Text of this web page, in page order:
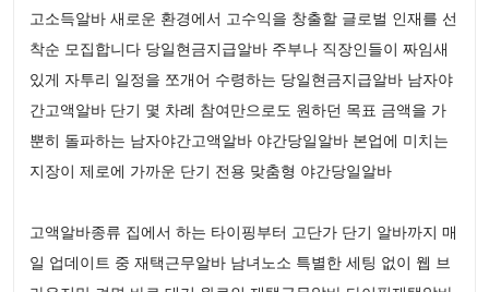
고소득알바 새로운 환경에서 고수익을 창출할 글로벌 인재를 선
착순 모집합니다 당일현금지급알바 주부나 직장인들이 짜임새
있게 자투리 일정을 쪼개어 수령하는 당일현금지급알바 남자야
간고액알바 단기 몇 차례 참여만으로도 원하던 목표 금액을 가
뿐히 돌파하는 남자야간고액알바 야간당일알바 본업에 미치는
지장이 제로에 가까운 단기 전용 맞춤형 야간당일알바
고액알바종류 집에서 하는 타이핑부터 고단가 단기 알바까지 매
일 업데이트 중 재택근무알바 남녀노소 특별한 세팅 없이 웹 브